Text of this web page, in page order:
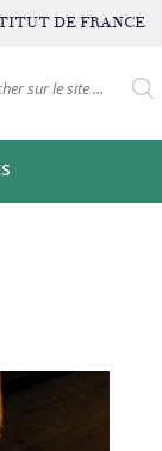
DEFRANCE
de
site